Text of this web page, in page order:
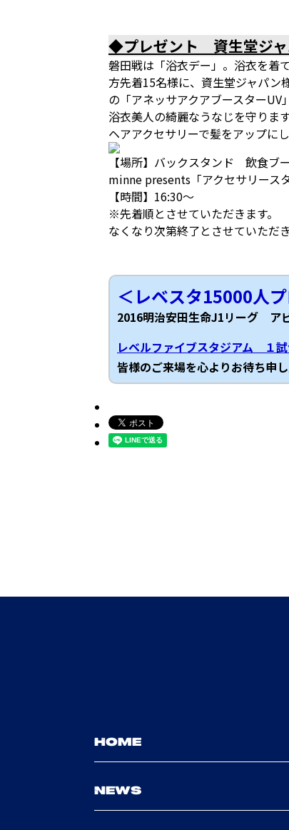
◆プレゼント 資生堂ジャ
磐田戦は「浴衣デー」。浴衣を着
方先着15名様に、資生堂ジャパン
の「アネッサアクアブースターUV
浴衣美人の綺麗なうなじを守ります
ヘアアクセサリーで髪をアップに
【場所】バックスタンド 飲食ブ
minne presents「アクセサリース
【時間】16:30～
※先着順とさせていただきます。
なくなり次第終了とさせていただき
＜レベスタ15000人
2016明治安田生命J1リーグ ア
レベルファイブスタジアム １
皆様のご来場を心よりお待ち申し
HOME
NEWS